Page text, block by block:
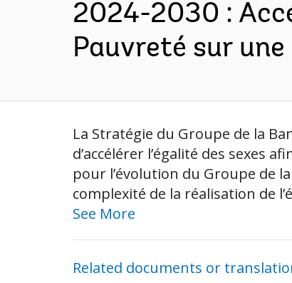
2024-2030 :
Pauvreté sur
La Stratégie du Groupe de la
d’accélérer l’égalité des sexes
pour l’évolution du Groupe de
complexité de la réalisation de
See More
Related documents or